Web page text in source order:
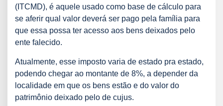
(ITCMD), é aquele usado como base de cálculo para
se aferir qual valor deverá ser pago pela família para
que essa possa ter acesso aos bens deixados pelo
ente falecido.
Atualmente, esse imposto varia de estado pra estado,
podendo chegar ao montante de 8%, a depender da
localidade em que os bens estão e do valor do
patrimônio deixado pelo de cujus.